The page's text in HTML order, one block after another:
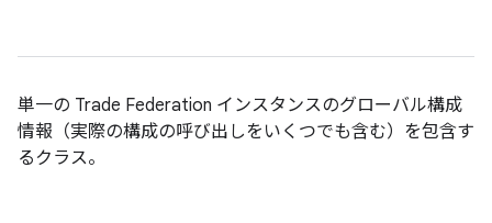
単一の Trade Federation インスタンスのグローバル構成
情報（実際の構成の呼び出しをいくつでも含む）を包含す
るクラス。